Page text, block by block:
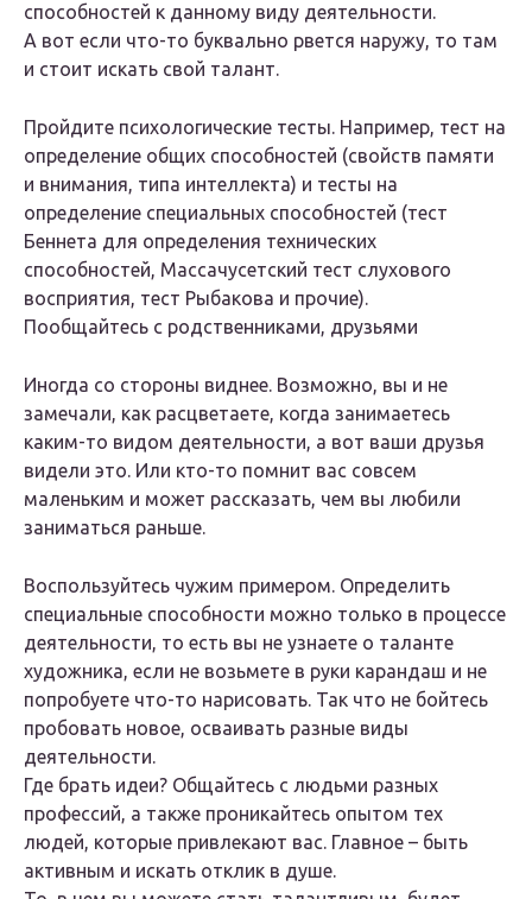
способностей к данному виду деятельности.
А вот если что-то буквально рвется наружу, то там
и стоит искать свой талант.
Пройдите психологические тесты. Например, тест на
определение общих способностей (свойств памяти
и внимания, типа интеллекта) и тесты на
определение специальных способностей (тест
Беннета для определения технических
способностей, Массачусетский тест слухового
восприятия, тест Рыбакова и прочие).
Пообщайтесь с родственниками, друзьями
Иногда со стороны виднее. Возможно, вы и не
замечали, как расцветаете, когда занимаетесь
каким-то видом деятельности, а вот ваши друзья
видели это. Или кто-то помнит вас совсем
маленьким и может рассказать, чем вы любили
заниматься раньше.
Воспользуйтесь чужим примером. Определить
специальные способности можно только в процессе
деятельности, то есть вы не узнаете о таланте
художника, если не возьмете в руки карандаш и не
попробуете что-то нарисовать. Так что не бойтесь
пробовать новое, осваивать разные виды
деятельности.
Где брать идеи? Общайтесь с людьми разных
профессий, а также проникайтесь опытом тех
людей, которые привлекают вас. Главное – быть
активным и искать отклик в душе.